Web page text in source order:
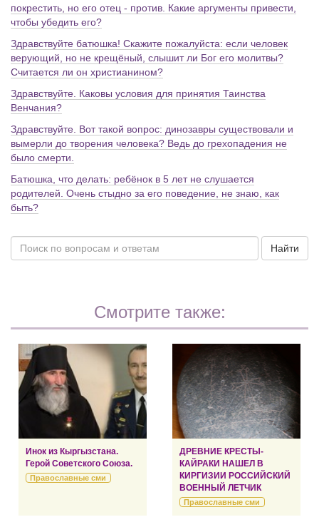
покрестить, но его отец - против. Какие аргументы привести,
чтобы убедить его?
Здравствуйте батюшка! Скажите пожалуйста: если человек
верующий, но не крещёный, слышит ли Бог его молитвы?
Считается ли он христианином?
Здравствуйте. Каковы условия для принятия Таинства
Венчания?
Здравствуйте. Вот такой вопрос: динозавры существовали и
вымерли до творения человека? Ведь до грехопадения не
было смерти.
Батюшка, что делать: ребёнок в 5 лет не слушается
родителей. Очень стыдно за его поведение, не знаю, как
быть?
Найти
Смотрите также:
Инок из Кыргызстана.
Герой Советского Союза.
Православные сми
ДРЕВНИЕ КРЕСТЫ-
КАЙРАКИ НАШЕЛ В
КИРГИЗИИ РОССИЙСКИЙ
ВОЕННЫЙ ЛЕТЧИК
Православные сми